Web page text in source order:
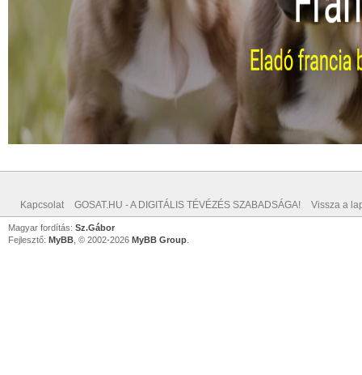
Kapcsolat GOSAT.HU - A DIGITÁLIS TÉVÉZÉS SZABADSÁGA! Vissza a
Magyar fordítás: Sz.Gábor
Fejlesztő: MyBB , © 2002-2026 MyBB Group